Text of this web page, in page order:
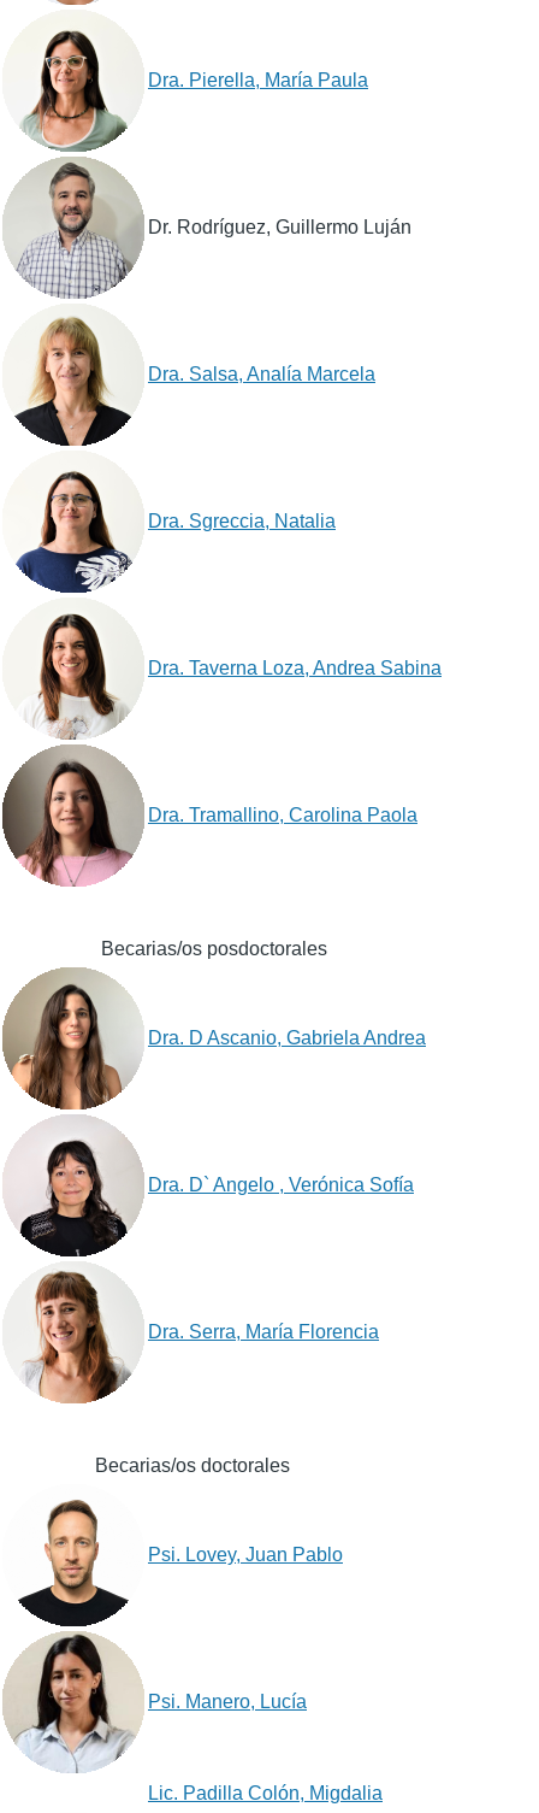
Dra. Pierella, María Paula
Dr. Rodríguez, Guillermo Luján
Dra. Salsa, Analía Marcela
Dra. Sgreccia, Natalia
Dra. Taverna Loza, Andrea Sabina
Dra. Tramallino, Carolina Paola
Becarias/os posdoctorales
Dra. D Ascanio, Gabriela Andrea
Dra. D` Angelo , Verónica Sofía
Dra. Serra, María Florencia
Becarias/os doctorales
Psi. Lovey, Juan Pablo
Psi. Manero, Lucía
Lic. Padilla Colón, Migdalia